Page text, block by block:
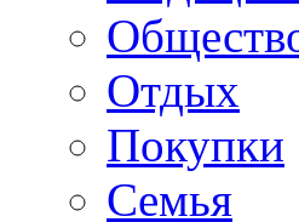
Отдых
Покупки
Семья